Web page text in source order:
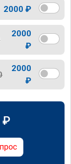
2000 ₽
2000
₽
2000
₽
₽